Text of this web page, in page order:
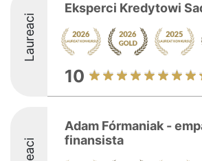
Laureaci
Eksperci Kredytowi
10
Adam Fórmaniak -
finansista